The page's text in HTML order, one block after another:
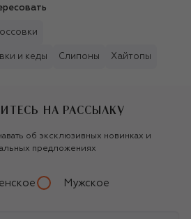
и кеды Слипоны Хайтопы
НА РАССЫЛКУ
об эксклюзивных новинках и
предложениях
Мужское